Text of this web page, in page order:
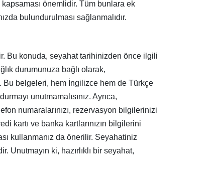
önemlidir. Tüm bunlara ek
bulundurulması sağlanmalıdır.
Bu konuda, seyahat tarihinizden önce ilgili
durumunuza bağlı olarak,
Bu belgeleri, hem İngilizce hem de Türkçe
unutmamalısınız. Ayrıca,
numaralarınızı, rezervasyon bilgilerinizi
kartı ve banka kartlarınızın bilgilerini
kullanmanız da önerilir. Seyahatiniz
Unutmayın ki, hazırlıklı bir seyahat,